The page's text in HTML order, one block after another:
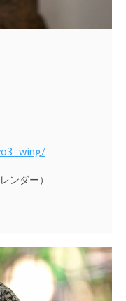
ンダー）